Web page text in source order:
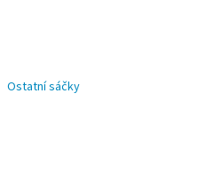
Ostatní sáčky